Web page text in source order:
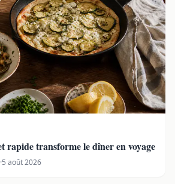
rapide transforme le dîner en voyage
·5 août 2026